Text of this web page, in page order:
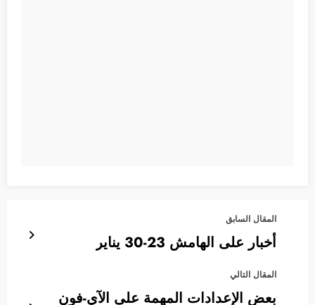
المقال السابق
أخبار على الهامش 23-30 يناير
المقال التالي
بعض الإعدادات المهمة على الآي-فون